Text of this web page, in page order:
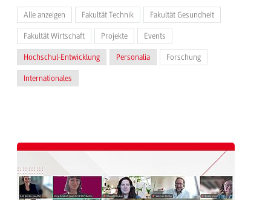
Alle anzeigen Fakultät Technik Fakultät Gesundheit
Fakultät Wirtschaft Projekte Events
Hochschul-Entwicklung Personalia Forschung
Internationales